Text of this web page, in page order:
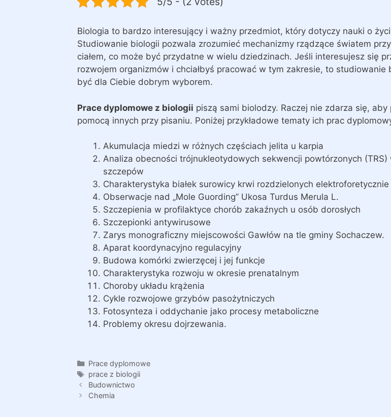
Biologia to bardzo interesujący i ważny przedmiot, który dotyczy nauki o
Studiowanie biologii pozwala zrozumieć mechanizmy rządzące światem
ciałem, co może być przydatne w wielu dziedzinach. Jeśli interesujesz się
rozwojem organizmów i chciałbyś pracować w tym zakresie, to studiowanie
być dla Ciebie dobrym wyborem.
Prace dyplomowe z biologii piszą sami biolodzy. Raczej nie zdarza się, aby
pomocą innych przy pisaniu. Poniżej przykładowe tematy ich prac
Akumulacja miedzi w różnych częściach jelita u karpia
Analiza obecności trójnukleotydowych sekwencji powtórzonych (TRS)
szczepów
Charakterystyka białek surowicy krwi rozdzielonych
Obserwacje nad „Mole Guording” Ukosa Turdus Merula L.
Szczepienia w profilaktyce chorób zakaźnych u osób dorosłych
Szczepionki antywirusowe
Zarys monograficzny miejscowości Gawłów na tle gminy Sochaczew.
Aparat koordynacyjno regulacyjny
Budowa komórki zwierzęcej i jej funkcje
Charakterystyka rozwoju w okresie prenatalnym
Choroby układu krążenia
Cykle rozwojowe grzybów pasożytniczych
Fotosynteza i oddychanie jako procesy metaboliczne
Problemy okresu dojrzewania.
Kategorie
Prace dyplomowe
Tagi
prace z biologii
Budownictwo
Chemia